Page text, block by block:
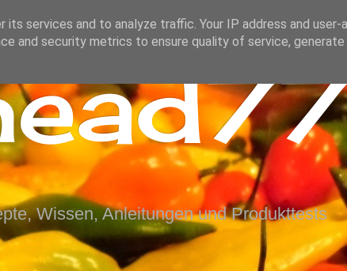
Wissen, Anleitungen und Produkttests
services and to analyze traffic. Your IP address and user-
and security metrics to ensure quality of service, generate